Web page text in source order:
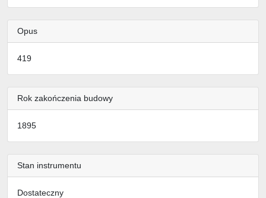
Opus
419
Rok zakończenia budowy
1895
Stan instrumentu
Dostateczny